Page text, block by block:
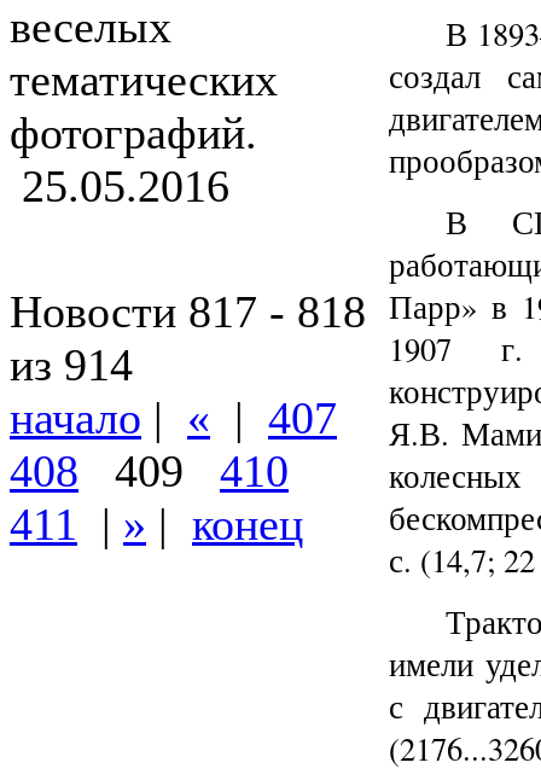
веселых
тематических
фотографий.
25.05.2016
Новости 817 - 818
из 914
начало | « | 407
408
409
410
411 | » | конец
В
создал
В
Парр» в
1907 г.
Я.В.
с. (14,7;
имели
с